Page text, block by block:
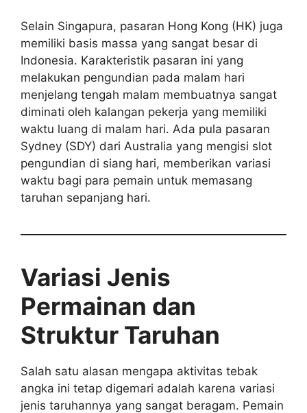
Selain Singapura, pasaran Hong Kong (HK) juga
memiliki basis massa yang sangat besar di
Indonesia. Karakteristik pasaran ini yang
melakukan pengundian pada malam hari
menjelang tengah malam membuatnya sangat
diminati oleh kalangan pekerja yang memiliki
waktu luang di malam hari. Ada pula pasaran
Sydney (SDY) dari Australia yang mengisi slot
pengundian di siang hari, memberikan variasi
waktu bagi para pemain untuk memasang
taruhan sepanjang hari.
Variasi Jenis
Permainan dan
Struktur Taruhan
Salah satu alasan mengapa aktivitas tebak
angka ini tetap digemari adalah karena variasi
jenis taruhannya yang sangat beragam. Pemain